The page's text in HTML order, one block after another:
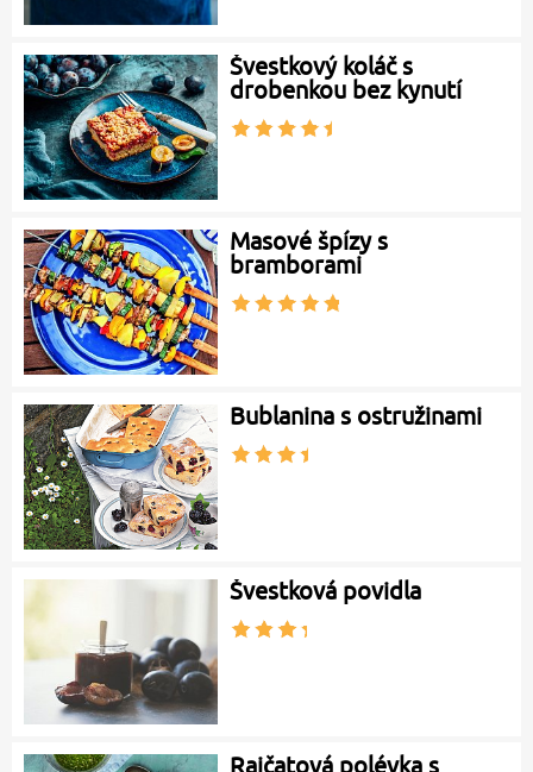
Švestkový koláč s
drobenkou bez kynutí
Masové špízy s
bramborami
Bublanina s ostružinami
Švestková povidla
Rajčatová polévka s